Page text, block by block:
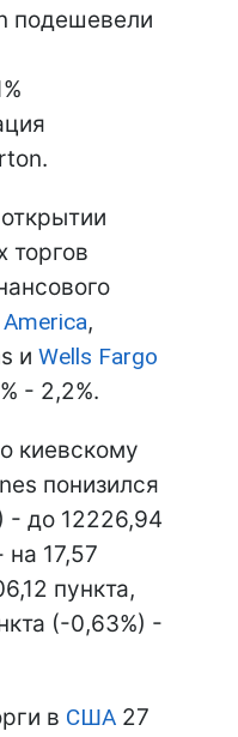
подешевели
торгов
,
и Wells Fargo
- 2,2%.
киевскому
понизился
- до 12226,94
на 17,57
пункта,
(-0,63%) -
в США 27